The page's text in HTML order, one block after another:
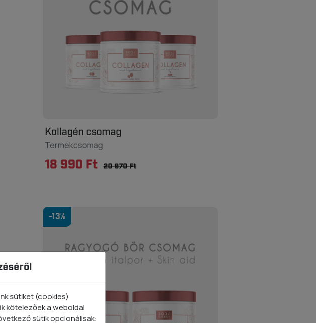
Kollagén csomag
Termékcsomag
18 990 Ft 20 970 Ft
-13%
sütiket (cookies)
kötelezőek a weboldal
sütik opcionálisak: